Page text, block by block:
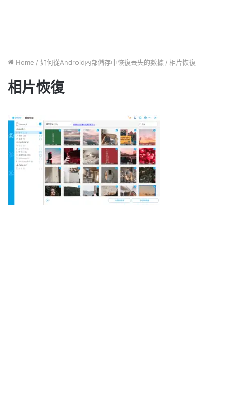
Home / 如何從Android內部儲存中恢復丟失的數據 / 相片恢復
相片恢復